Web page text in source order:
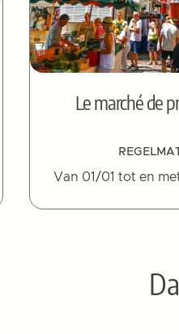
Le marché de
Van 01/01 tot en